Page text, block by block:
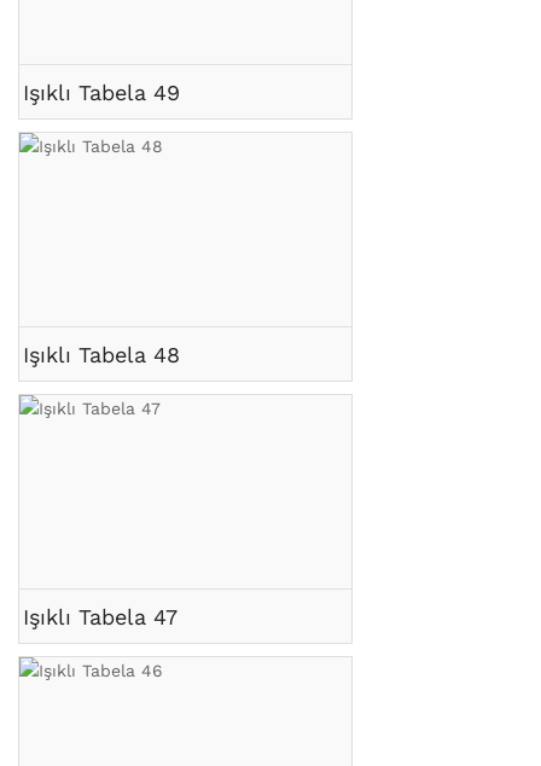
Işıklı Tabela 49
Işıklı Tabela 48
Işıklı Tabela 47